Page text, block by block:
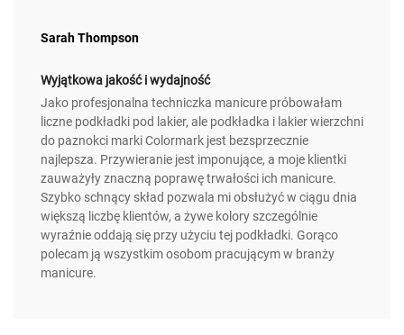
Sarah Thompson
Wyjątkowa jakość i wydajność
Jako profesjonalna techniczka manicure próbowałam
liczne podkładki pod lakier, ale podkładka i lakier wierzchni
do paznokci marki Colormark jest bezsprzecznie
najlepsza. Przywieranie jest imponujące, a moje klientki
zauważyły znaczną poprawę trwałości ich manicure.
Szybko schnący skład pozwala mi obsłużyć w ciągu dnia
większą liczbę klientów, a żywe kolory szczególnie
wyraźnie oddają się przy użyciu tej podkładki. Gorąco
polecam ją wszystkim osobom pracującym w branży
manicure.